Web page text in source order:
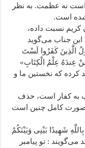
است نه عظمت. به نظر
شده است.
کریم نسبت داده،
حدیث ششم باب ۹۳ جلد اول کافی است۸٫ این جناب می‌گوید
الَّذِینَ کَفَرُوا لَسْتَ
عِندَهُ عِلْمُ الْکِتَابِ»
کرده که نخستین ما و
به کفار است، حذف
صورت کامل چنین است
شَهِیدًا بَیْنِی وَبَیْنَکُمْ
می‌گویند : تو پیامبر